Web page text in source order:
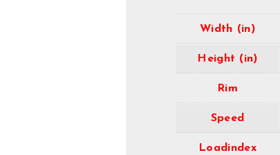
Width (in)
Height (in)
Rim
Speed
Loadindex